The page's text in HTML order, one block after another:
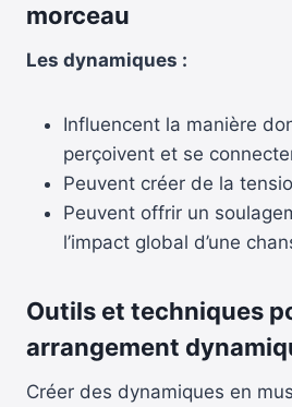
morceau
Les dynamiques :
Influencent la manière
perçoivent et se
Peuvent créer de la
Peuvent offrir un
l’impact global d’une
Outils et techniques
arrangement
Créer des dynamiques en